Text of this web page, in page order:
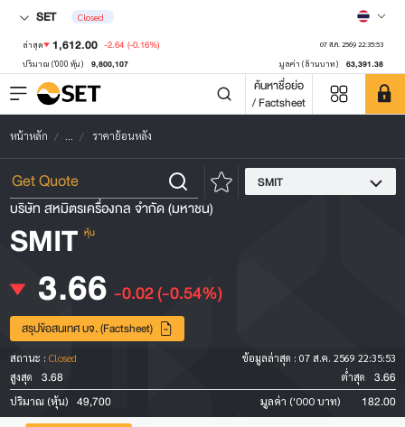
SET Closed
ล่าสุด 1,612.00 -2.64 (-0.16%) 07 ส.ค. 2569 22:35:53
ปริมาณ ('000 หุ้น) 9,800,107 มูลค่า (ล้านบาท) 63,391.38
ค้นหาชื่อย่อ
/ Factsheet
หน้าหลัก ... ราคาย้อนหลัง
SMIT
บริษัท สหมิตรเครื่องกล จำกัด (มหาชน)
SMIT หุ้น
3.66 -0.02(-0.54%)
สรุปข้อสนเทศ บจ. (Factsheet)
สถานะ : Closed ข้อมูลล่าสุด : 07 ส.ค. 2569 22:35:53
สูงสุด
3.68 ต่ำสุด 3.66
ปริมาณ (หุ้น) 49,700 มูลค่า ('000 บาท) 182.00